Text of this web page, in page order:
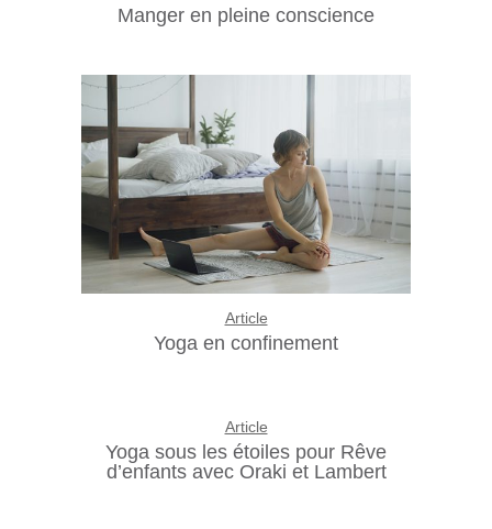
Manger en pleine conscience
Article
Yoga en confinement
Article
Yoga sous les étoiles pour Rêve
d’enfants avec Oraki et Lambert